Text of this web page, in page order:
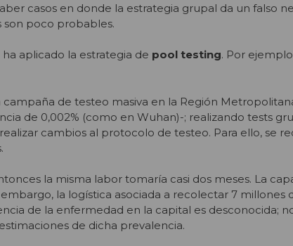
casos en donde la estrategia grupal da un falso
son poco probables.
aplicado la estrategia de pool testing. Por
de testeo masiva en la Región
de 0,002% (como en Wuhan)-; realizando tests
cambios al protocolo de testeo. Para ello, se
la misma labor tomaría casi dos meses. La
la logística asociada a recolectar 7 millones
de la enfermedad en la capital es desconocida;
de dicha prevalencia.